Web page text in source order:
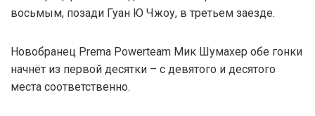
восьмым, позади Гуан Ю Чжоу, в третьем заезде.
Новобранец Prema Powerteam Мик Шумахер обе гонки
начнёт из первой десятки – с девятого и десятого
места соответственно.